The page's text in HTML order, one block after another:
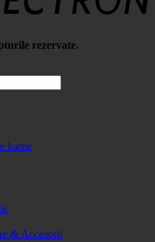
rezervate.
hartie
& Accesorii